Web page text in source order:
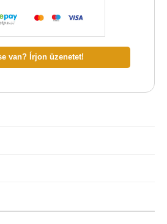
van? Írjon üzenetet!